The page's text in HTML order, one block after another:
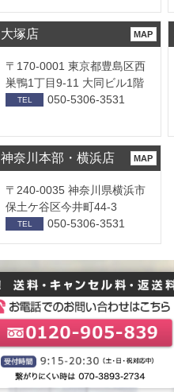
大塚店 MAP
〒170-0001 東京都豊島区西
巣鴨1丁目9-11 大同ビル1階
TEL 050-5306-3531
神奈川本部・横浜店 MAP
〒240-0035 神奈川県横浜市
保⼟ケ⾕区今井町44-3
TEL 050-5306-3531